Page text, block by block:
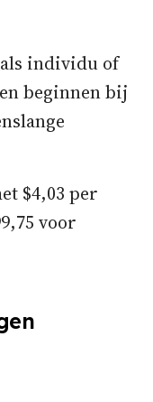
individu of
beginnen bij
$4,03 per
voor